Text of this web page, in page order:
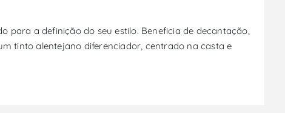
para a definição do seu estilo. Beneficia de decantação,
tinto alentejano diferenciador, centrado na casta e